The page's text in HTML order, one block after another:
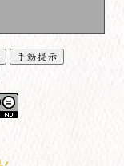
手動提示